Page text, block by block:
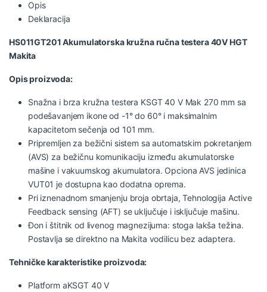
Opis
Deklaracija
HS011GT201Akumulatorska kružna ručna testera 40V HGT
Makita
Opis proizvoda:
Snažna i brza kružna testera KSGT 40 V Mak 270 mm sa
podešavanjem ikone od -1° do 60° i maksimalnim
kapacitetom sečenja od 101 mm.
Pripremljen za bežični sistem sa automatskim pokretanjem
(AVS) za bežičnu komunikaciju između akumulatorske
mašine i vakuumskog akumulatora. Opciona AVS jedinica
VUT01 je dostupna kao dodatna oprema.
Pri iznenadnom smanjenju broja obrtaja, Tehnologija Active
Feedback sensing (AFT) se uključuje i isključuje mašinu.
Đon i štitnik od livenog magnezijuma: stoga lakša težina.
Postavlja se direktno na Makita vodilicu bez adaptera.
Tehničke karakteristike proizvoda:
Platform aKSGT 40 V